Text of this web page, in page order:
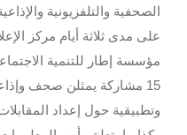
الصحفية والتلفزيونية
مؤسسة إطار للتنمية
15 مشاركة يمثلن صحف
وتطبيقية حول إعداد